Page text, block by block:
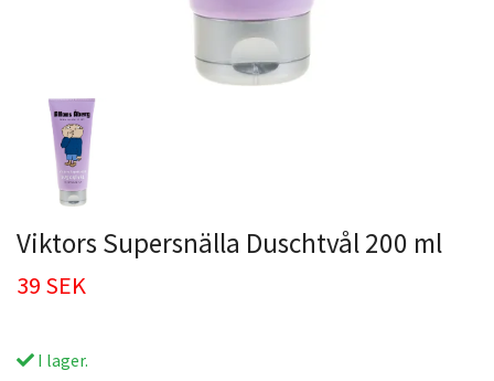
Viktors Supersnälla Duschtvål 200 ml
39 SEK
I lager.